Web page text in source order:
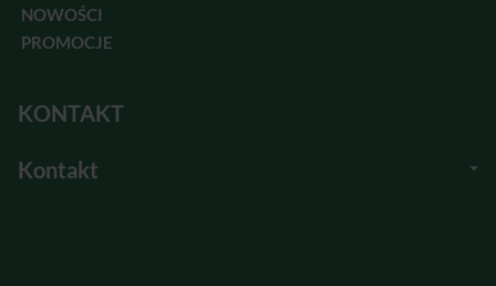
NOWOŚCI
PROMOCJE
KONTAKT
Kontakt